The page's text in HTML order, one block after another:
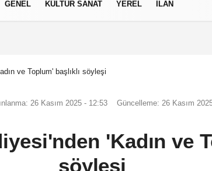
GENEL KÜLTÜR SANAT YEREL İLAN
ve Toplum' başlıklı söyleşi
26 Kasım 2025 - 12:53 Güncelleme: 26 Kasım
'Kadın ve
söyleşi